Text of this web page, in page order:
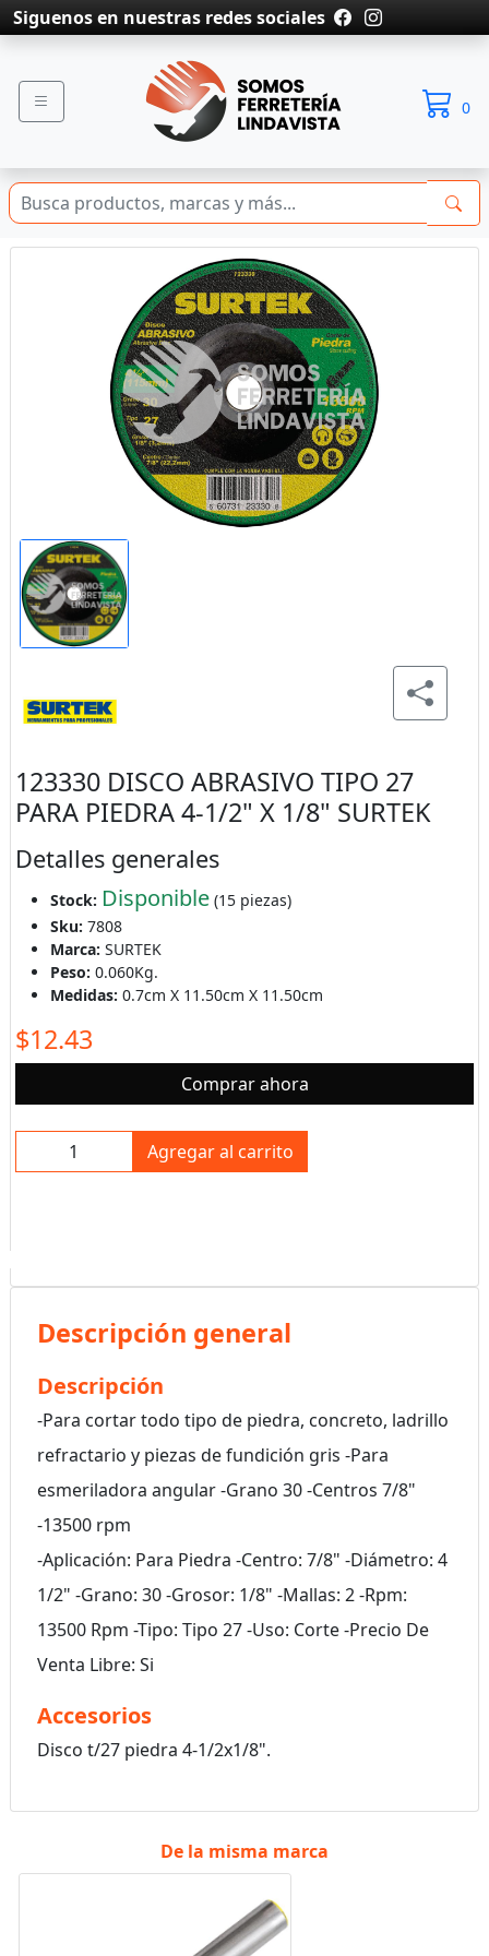
Siguenos en nuestras redes sociales
0
123330 DISCO ABRASIVO TIPO 27
PARA PIEDRA 4-1/2" X 1/8" SURTEK
Detalles generales
Stock: Disponible(15 piezas)
Sku: 7808
Marca: SURTEK
Peso: 0.060Kg.
Medidas: 0.7cm X 11.50cm X 11.50cm
$12.43
Comprar ahora
Agregar al carrito
Descripción general
Descripción
-Para cortar todo tipo de piedra, concreto, ladrillo
refractario y piezas de fundición gris -Para
esmeriladora angular -Grano 30 -Centros 7/8"
-13500 rpm
-Aplicación: Para Piedra -Centro: 7/8" -Diámetro: 4
1/2" -Grano: 30 -Grosor: 1/8" -Mallas: 2 -Rpm:
13500 Rpm -Tipo: Tipo 27 -Uso: Corte -Precio De
Venta Libre: Si
Accesorios
Disco t/27 piedra 4-1/2x1/8".
De la misma marca